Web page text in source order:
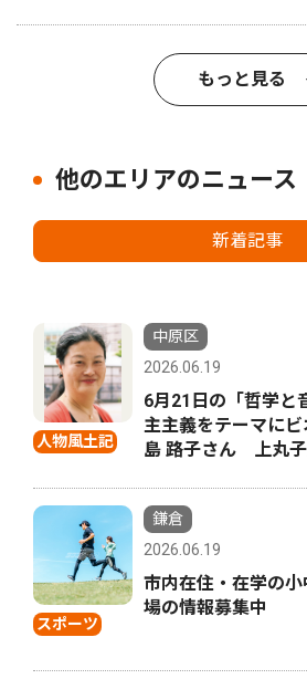
もっと見る
他のエリアのニュース
新着記事
人物風土記
中原区
2026.06.19
6月21日の「哲学と
主主義をテーマに
島 路子さん 上丸
スポーツ
鎌倉
2026.06.19
市内在住・在学の
場の情報募集中